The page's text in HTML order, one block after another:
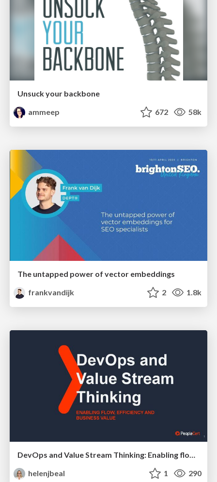
Unsuck your backbone
ammeep
672 58k
The untapped power of vector embeddings
frankvandijk
2 1.8k
helenjbeal
1 290